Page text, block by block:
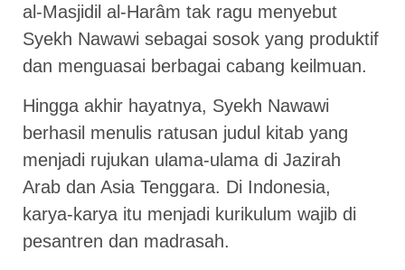
al-Masjidil al-Harâm tak ragu menyebut
Syekh Nawawi sebagai sosok yang produktif
dan menguasai berbagai cabang keilmuan.
Hingga akhir hayatnya, Syekh Nawawi
berhasil menulis ratusan judul kitab yang
menjadi rujukan ulama-ulama di Jazirah
Arab dan Asia Tenggara. Di Indonesia,
karya-karya itu menjadi kurikulum wajib di
pesantren dan madrasah.